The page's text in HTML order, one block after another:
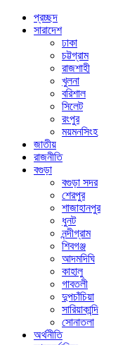
প্রচ্ছদ
সারাদেশ
ঢাকা
চট্টগ্রাম
রাজশাহী
খুলনা
বরিশাল
সিলেট
রংপুর
ময়মনসিংহ
জাতীয়
রাজনীতি
বগুড়া
বগুড়া সদর
শেরপুর
শাজাহানপুর
ধুনট
নন্দীগ্রাম
শিবগঞ্জ
আদমদিঘি
কাহালু
গাবতলী
দুপচাঁচিয়া
সারিয়াকান্দি
সোনাতলা
অর্থনীতি